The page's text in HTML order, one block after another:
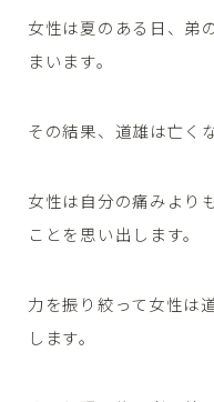
女性は夏のある日、弟
まいます。
その結果、道雄は亡く
女性は自分の痛みより
ことを思い出します。
力を振り絞って女性は
します。